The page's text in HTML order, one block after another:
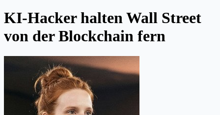
KI-Hacker halten Wall Street
von der Blockchain fern